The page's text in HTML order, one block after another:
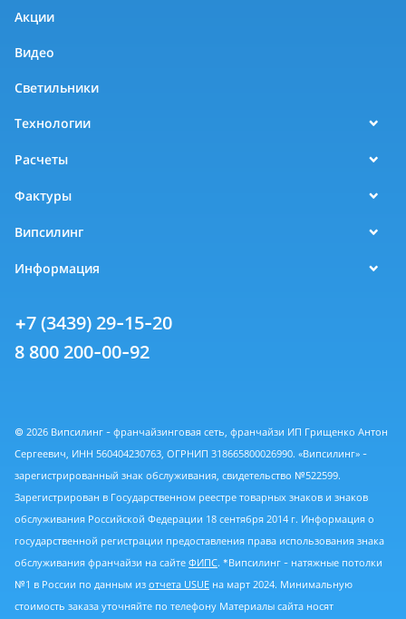
Акции
Видео
Светильники
Технологии
Расчеты
Фактуры
Випсилинг
Информация
+7 (3439) 29-15-20
8 800 200-00-92
© 2026 Випсилинг - франчайзинговая сеть, франчайзи ИП Грищенко Антон
Сергеевич, ИНН 560404230763, ОГРНИП 318665800026990. «Випсилинг» -
зарегистрированный знак обслуживания, свидетельство №522599.
Зарегистрирован в Государственном реестре товарных знаков и знаков
обслуживания Российской Федерации 18 сентября 2014 г. Информация о
государственной регистрации предоставления права использования знака
обслуживания франчайзи на сайте ФИПС. *Випсилинг - натяжные потолки
№1 в России по данным из отчета USUE на март 2024. Минимальную
стоимость заказа уточняйте по телефону Материалы сайта носят